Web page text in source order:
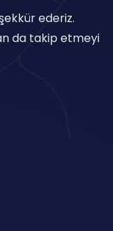
ederiz.
da takip etmeyi